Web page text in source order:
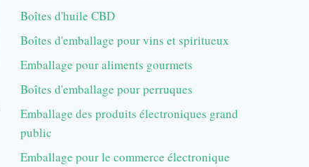
Boîtes d'huile CBD
Boîtes d'emballage pour vins et spiritueux
Emballage pour aliments gourmets
Boîtes d'emballage pour perruques
Emballage des produits électroniques grand
public
Emballage pour le commerce électronique